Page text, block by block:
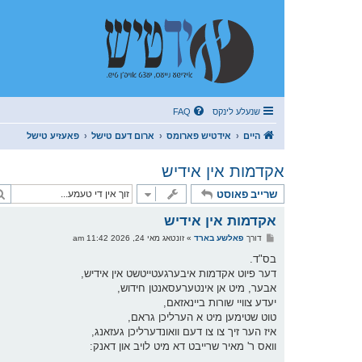
שנעלע לינקס FAQ
היים אידטיש פארומס ארום דעם טישל פאעזיע טישל
אקדמות אין אידיש
שרייב פאוסט
אקדמות אין אידיש
פ
ו
ט
דורך פאלשע בארד» זונטאג מאי 24, 2026 11:42 am
בס"ד.
דער פיוט אקדמות איבערגעטייטשט אין אידיש,
אבער, מיט אן אינטערעסאנטן חידוש,
יעדע צוויי שורות ביינאזאם,
טוט שטימען מיט א הערליכן גראם,
איז הער זיך צו צו דעם וואונדערליכן געזאנג,
וואס ר' מאיר שרייבט דא מיט לויב און דאנק: